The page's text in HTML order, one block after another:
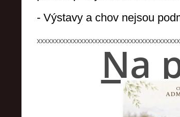
- Výstavy a chov nejsou
Na